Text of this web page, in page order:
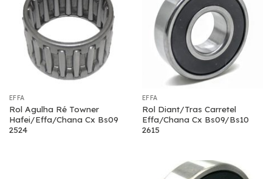
EFFA
Rol Agulha Ré Towner
Hafei/Effa/Chana Cx Bs09
2524
EFFA
Rol Diant/Tras Carretel
Effa/Chana Cx Bs09/Bs10
2615